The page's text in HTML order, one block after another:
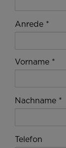
Anrede
Vorname
Nachname
Telefon